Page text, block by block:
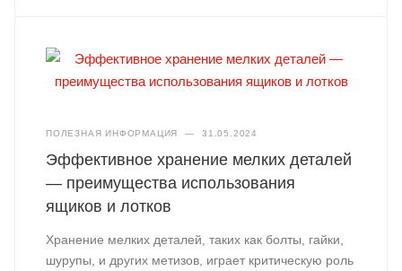
ПОЛЕЗНАЯ ИНФОРМАЦИЯ — 31.05.2024
Эффективное хранение мелких деталей
— преимущества использования
ящиков и лотков
Хранение мелких деталей, таких как болты, гайки,
шурупы, и других метизов, играет критическую роль